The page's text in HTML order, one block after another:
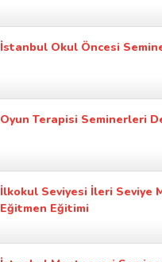
İstanbul Okul Öncesi
Oyun Terapisi Seminerleri
İlkokul Seviyesi İleri Seviye
Eğitmen Eğitimi